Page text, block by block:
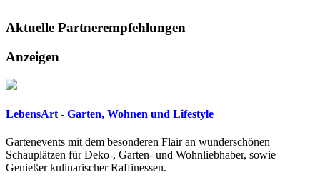
Aktuelle Partnerempfehlungen
Anzeigen
LebensArt - Garten, Wohnen und Lifestyle
Gartenevents mit dem besonderen Flair an wunderschönen
Schauplätzen für Deko-, Garten- und Wohnliebhaber, sowie
Genießer kulinarischer Raffinessen.